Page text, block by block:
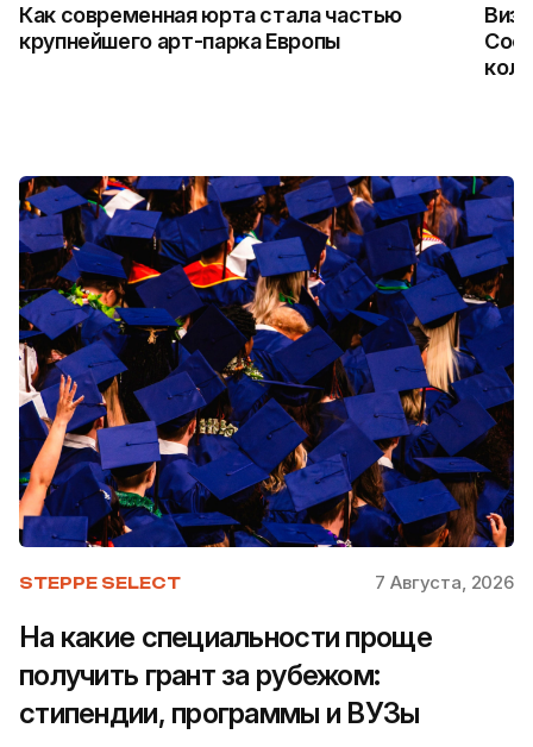
Как современная юрта стала частью
крупнейшего арт-парка Европы
STEPPE SELECT 7 Августа, 2026
На какие специальности проще
получить грант за рубежом:
стипендии, программы и ВУЗы